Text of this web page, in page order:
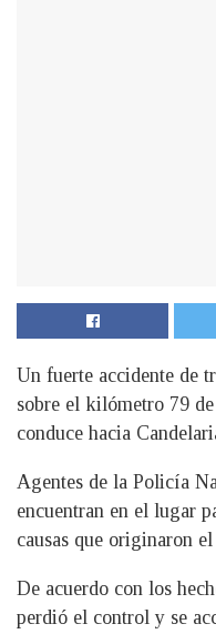
Un fuerte accidente de
sobre el kilómetro 79
conduce hacia
Agentes de la Policía
encuentran en el lugar
causas que originaron
De acuerdo con los
perdió el control y se